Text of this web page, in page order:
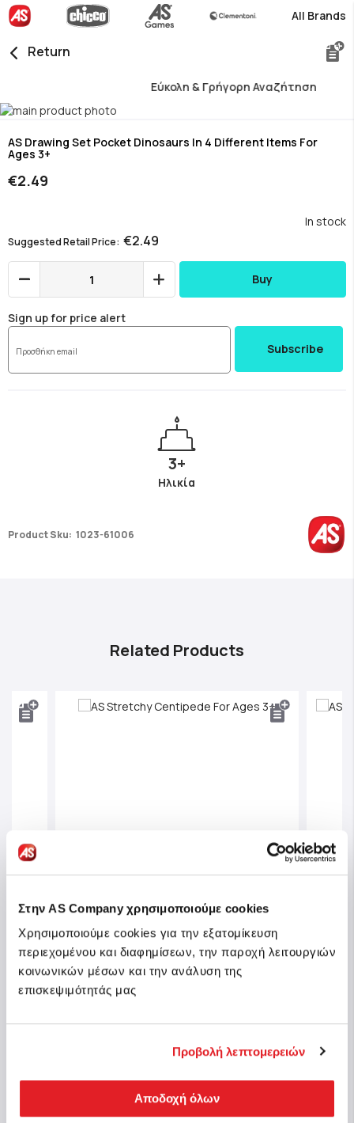
Στην AS Company χρησιμοποιούμε cookies
Χρησιμοποιούμε cookies για την εξατομίκευση
περιεχομένου και διαφημίσεων, την παροχή λειτουργιών
κοινωνικών μέσων και την ανάλυση της
επισκεψιμότητάς μας
Προβολή λεπτομερειών
Αποδοχή όλων
All Brands
Return
Εύκολη & Γρήγορη Αναζήτηση
Skip
the
end
the
to
the
beginning
of
gallery
AS Drawing Set Pocket Dinosaurs In 4 Different Items For
Ages 3+
€2.49
Suggested Retail Price €2.49
In stock
Buy
Sign up for price alert
Subscribe
3+
Ηλικία
Product Sku: 1023-61006
Related Products
5+ AS Stretchy Centipede For Ages 3+